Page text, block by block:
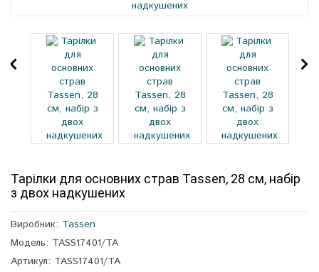
Тарілки для основних страв Tassen, 28 см, набір
з двох надкушених
Виробник: Tassen
Модель: TASS17401/TA
Артикул: TASS17401/TA